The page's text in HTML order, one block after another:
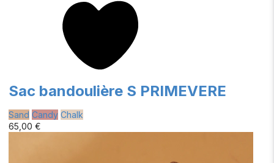
Sac bandoulière S PRIMEVERE
Sand Candy Chalk
65,00 €